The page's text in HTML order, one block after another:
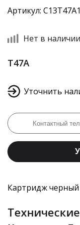
Артикул:
Нет в наличии
T47A
Уточнить
Картридж черный